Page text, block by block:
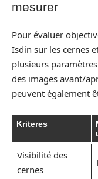
mesurer
Pour évaluer
Isdin sur les cernes
plusieurs
des images avant/
peuvent également
Kriteres
Visibilité des
cernes